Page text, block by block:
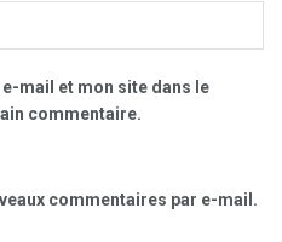
mail et mon site dans le
commentaire.
commentaires par e-mail.